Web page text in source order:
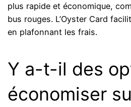
plus rapide et économique,
bus rouges. L’Oyster Card
en plafonnant les frais.
Y a-t-il des
économiser